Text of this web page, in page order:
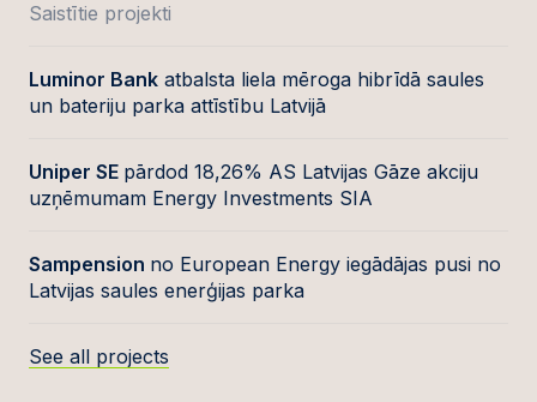
Saistītie projekti
Luminor Bank atbalsta liela mēroga hibrīdā saules
un bateriju parka attīstību Latvijā
Uniper SE pārdod 18,26% AS Latvijas Gāze akciju
uzņēmumam Energy Investments SIA
Sampension no European Energy iegādājas pusi no
Latvijas saules enerģijas parka
See all projects